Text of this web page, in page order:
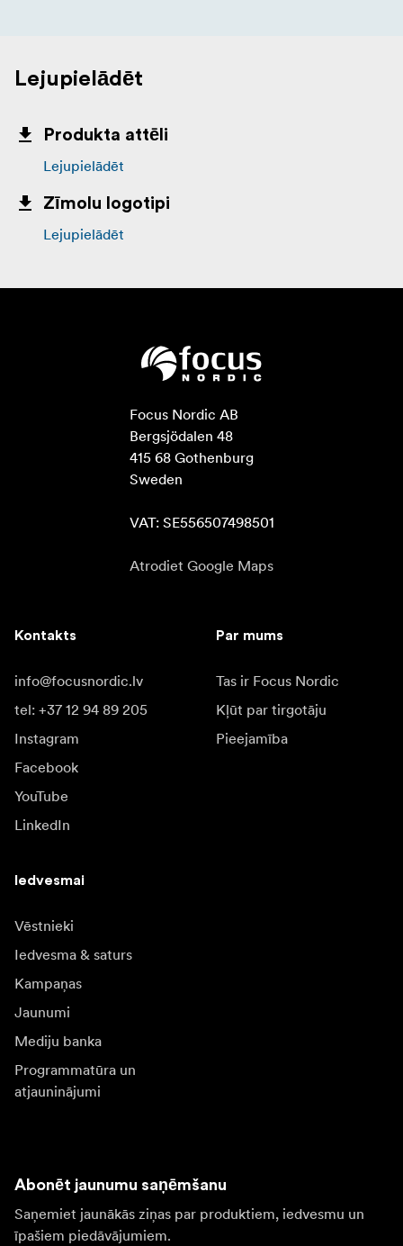
Lejupielādēt
Produkta attēli
Lejupielādēt
Zīmolu logotipi
Lejupielādēt
Focus Nordic AB
Bergsjödalen 48
415 68 Gothenburg
Sweden
VAT: SE556507498501
Atrodiet Google Maps
Kontakts
info@focusnordic.lv
tel: +37 12 94 89 205
Instagram
Facebook
YouTube
LinkedIn
Par mums
Tas ir Focus Nordic
Kļūt par tirgotāju
Pieejamība
Iedvesmai
Vēstnieki
Iedvesma & saturs
Kampaņas
Jaunumi
Mediju banka
Programmatūra un
atjauninājumi
Abonēt jaunumu saņēmšanu
Saņemiet jaunākās ziņas par produktiem, iedvesmu un
īpašiem piedāvājumiem.